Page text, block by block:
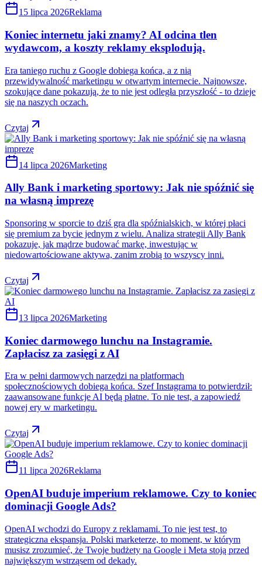
15 lipca 2026Reklama
Koniec internetu jaki znamy? AI odcina tlen
wydawcom, a koszty reklamy eksplodują.
Era taniego ruchu z Google dobiega końca, a z nią
przewidywalność marketingu w otwartym internecie. Najnowsze,
szokujące dane pokazują, że to nie jest odległa przyszłość - to dzieje
się na naszych oczach.
Czytaj
14 lipca 2026Marketing
Ally Bank i marketing sportowy: Jak nie spóźnić się
na własną imprezę
Sponsoring w sporcie to dziś gra dla spóźnialskich, w której płaci
się premium za bycie jednym z wielu. Analiza strategii Ally Bank
pokazuje, jak mądrze budować markę, inwestując w
niedowartościowane aktywa, zanim zrobią to wszyscy inni.
Czytaj
13 lipca 2026Marketing
Koniec darmowego lunchu na Instagramie.
Zapłacisz za zasięgi z AI
Era w pełni darmowych narzędzi na platformach
społecznościowych dobiega końca. Szef Instagrama to potwierdził:
zaawansowane funkcje AI będą płatne. To nie test, a zapowiedź
nowej ery w marketingu.
Czytaj
11 lipca 2026Reklama
OpenAI buduje imperium reklamowe. Czy to koniec
dominacji Google Ads?
OpenAI wchodzi do Europy z reklamami. To nie jest test, to
strategiczna ekspansja. Polski marketerze, to moment, w którym
musisz zrozumieć, że Twoje budżety na Google i Meta stoją przed
największym wstrząsem od dekady.